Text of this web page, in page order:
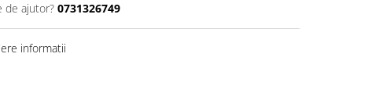
de ajutor? 0731326749
informatii